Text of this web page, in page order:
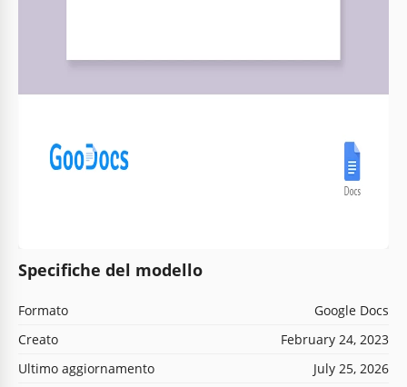
Specifiche del modello
Formato
Google Docs
Creato
February 24, 2023
Ultimo aggiornamento
July 25, 2026